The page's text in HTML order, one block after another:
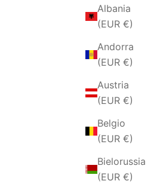
Albania
(EUR €)
Andorra
(EUR €)
Austria
(EUR €)
Belgio
(EUR €)
Bielorussia
(EUR €)